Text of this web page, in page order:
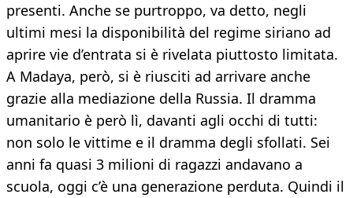
presenti. Anche se purtroppo, va detto, negli
ultimi mesi la disponibilità del regime siriano ad
aprire vie d’entrata si è rivelata piuttosto limitata.
A Madaya, però, si è riusciti ad arrivare anche
grazie alla mediazione della Russia. Il dramma
umanitario è però lì, davanti agli occhi di tutti:
non solo le vittime e il dramma degli sfollati. Sei
anni fa quasi 3 milioni di ragazzi andavano a
scuola, oggi c’è una generazione perduta. Quindi il